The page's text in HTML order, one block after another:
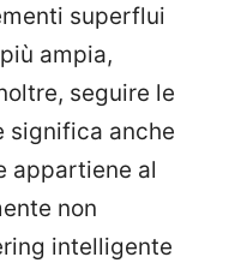
superflui
ampia,
seguire le
significa anche
appartiene al
non
intelligente